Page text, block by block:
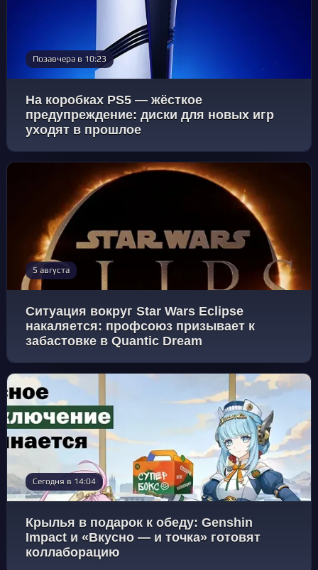
Позавчера в 10:23
На коробках PS5 — жёсткое
предупреждение: диски для новых игр
уходят в прошлое
5 августа
Ситуация вокруг Star Wars Eclipse
накаляется: профсоюз призывает к
забастовке в Quantic Dream
Сегодня в 14:04
Крылья в подарок к обеду: Genshin
Impact и «Вкусно — и точка» готовят
коллаборацию